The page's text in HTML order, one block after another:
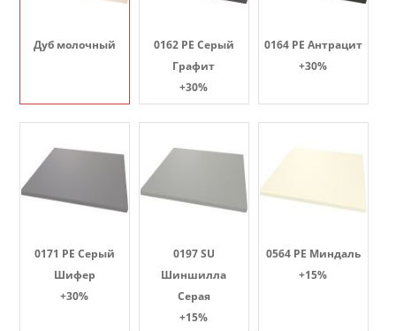
Дуб молочный
0162 PE Серый
Графит
+30%
0164 PE Антрацит
+30%
0171 PE Серый
Шифер
+30%
0197 SU
Шиншилла
Серая
+15%
0564 PE Миндаль
+15%